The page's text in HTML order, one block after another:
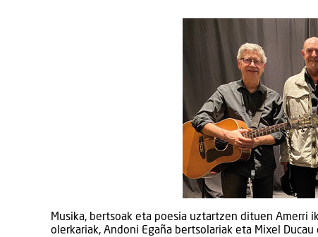
Musika, bertsoak eta poesia uztartzen dituen Amerri
olerkariak, Andoni Egaña bertsolariak eta Mixel